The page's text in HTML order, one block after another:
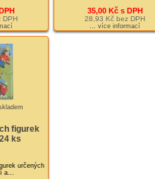
DPH
35,00 Kč s DPH
28,93 Kč bez DPH
... více informací
figurek
ks
určených
a...